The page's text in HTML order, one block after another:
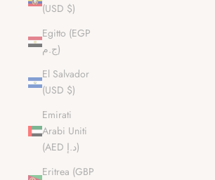
(USD $)
Egitto (EGP
ج.م)
El Salvador
(USD $)
Emirati
Arabi Uniti
(AED د.إ)
Eritrea (GBP